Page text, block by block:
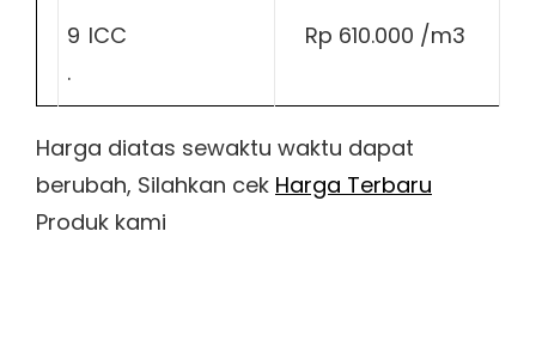
9
.
ICC Rp 610.000 /m3
Harga diatas sewaktu waktu dapat
berubah, Silahkan cek Harga Terbaru
Produk kami